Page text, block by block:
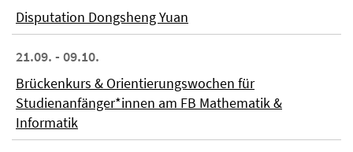
Disputation Dongsheng Yuan
21.09. - 09.10.
Brückenkurs & Orientierungswochen für
Studienanfänger*innen am FB Mathematik &
Informatik